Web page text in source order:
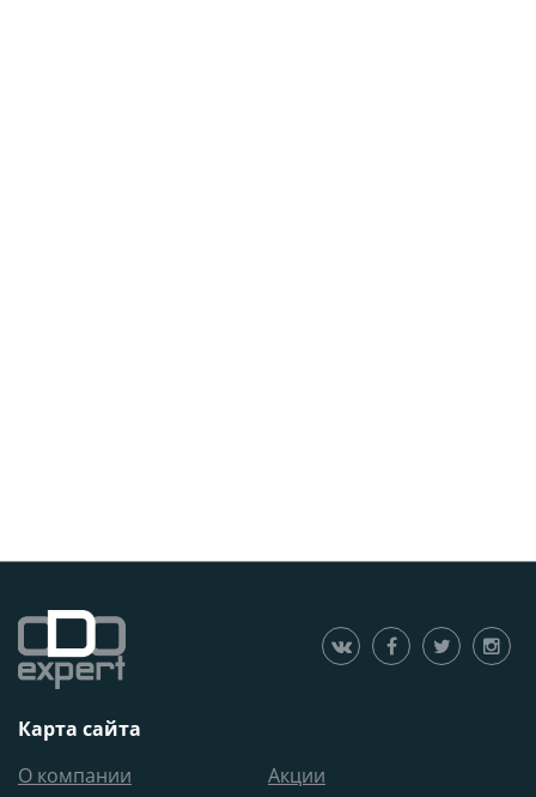
Карта сайта
О компании
Акции